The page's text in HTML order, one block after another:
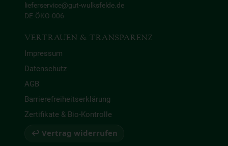
lieferservice@gut-wulksfelde.de
DE-ÖKO-006
VERTRAUEN & TRANSPARENZ
Impressum
Datenschutz
AGB
Barrierefreiheitserklärung
Zertifikate & Bio-Kontrolle
↩ Vertrag widerrufen